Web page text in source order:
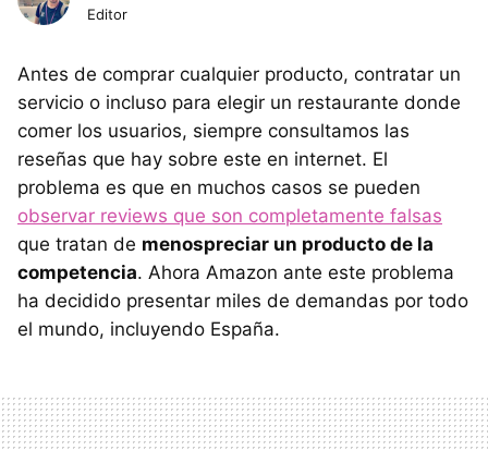
Editor
Antes de comprar cualquier producto, contratar un
servicio o incluso para elegir un restaurante donde
comer los usuarios, siempre consultamos las
reseñas que hay sobre este en internet. El
problema es que en muchos casos se pueden
observar reviews que son completamente falsas
que tratan de menospreciar un producto de la
competencia. Ahora Amazon ante este problema
ha decidido presentar miles de demandas por todo
el mundo, incluyendo España.